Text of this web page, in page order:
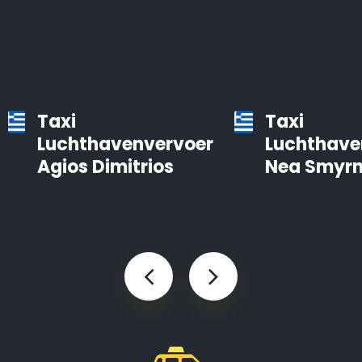
Taxi
Luchthavenvervoer
Agios Dimitrios
Taxi
Nea